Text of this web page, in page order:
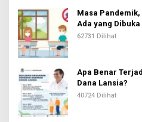
Masa
Ada yang Dibuka
62731 Dilihat
Apa Benar
Dana Lansia?
40724 Dilihat